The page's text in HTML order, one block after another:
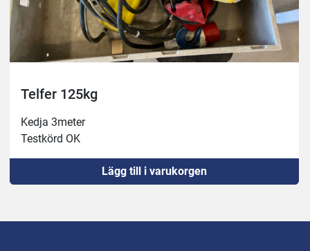
Telfer 125kg
Kedja 3meter
Testkörd OK
Lägg till i varukorgen